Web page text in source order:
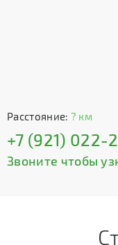
Расстояние: ? км
+7 (921) 022-
Звоните чтобы